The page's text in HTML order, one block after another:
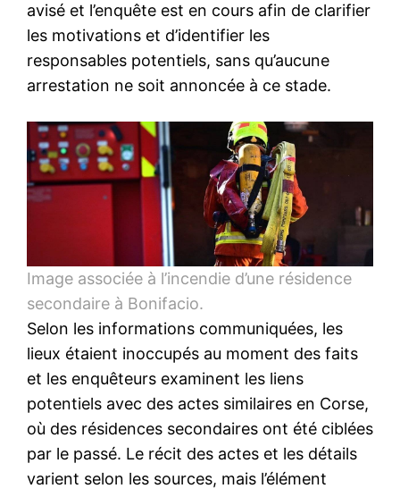
avisé et l’enquête est en cours afin de clarifier
les motivations et d’identifier les
responsables potentiels, sans qu’aucune
arrestation ne soit annoncée à ce stade.
Image associée à l’incendie d’une résidence
secondaire à Bonifacio.
Selon les informations communiquées, les
lieux étaient inoccupés au moment des faits
et les enquêteurs examinent les liens
potentiels avec des actes similaires en Corse,
où des résidences secondaires ont été ciblées
par le passé. Le récit des actes et les détails
varient selon les sources, mais l’élément